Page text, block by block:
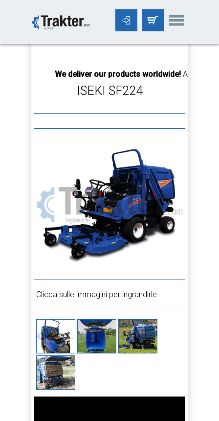
We deliver our products worldwide!All orders
ISEKI SF224
Clicca sulle immagini per ingrandirle